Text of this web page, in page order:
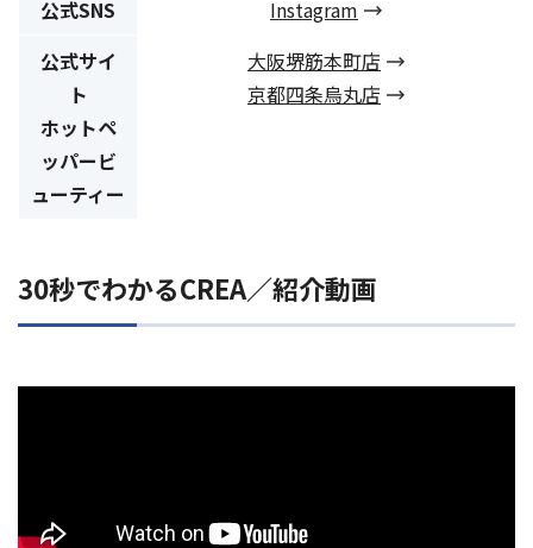
公式SNS
Instagram
公式サイ
ト
ホットペ
ッパービ
ューティー
大阪堺筋本町店
京都四条烏丸店
30秒でわかるCREA／紹介動画